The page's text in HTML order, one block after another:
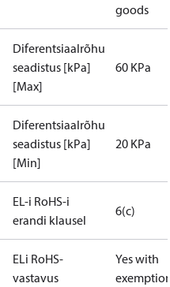
goods
Diferentsiaalrõhu
seadistus [kPa]
[Max]
60 KPa
Diferentsiaalrõhu
seadistus [kPa]
[Min]
20 KPa
EL-i RoHS-i
erandi klausel
6(c)
ELi RoHS-
vastavus
Yes with
exemptions